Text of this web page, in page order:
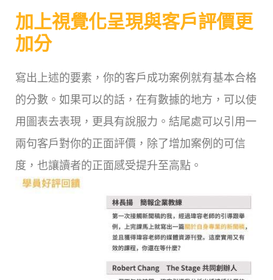
加上視覺化呈現與客戶評價更
加分
寫出上述的要素，你的客戶成功案例就有基本合格
的分數。如果可以的話，在有數據的地方，可以使
用圖表去表現，更具有說服力。結尾處可以引用一
兩句客戶對你的正面評價，除了增加案例的可信
度，也讓讀者的正面感受提升至高點。